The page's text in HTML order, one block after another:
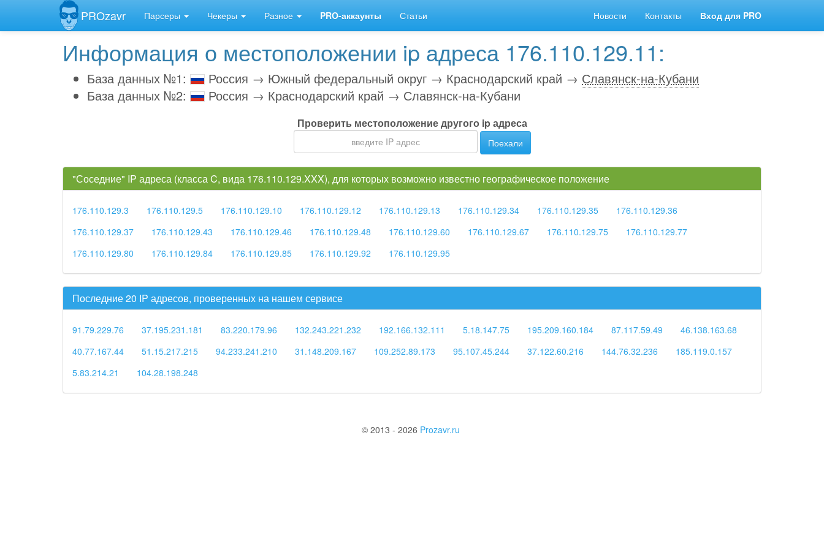
PROzavr Парсеры Чекеры Разное PRO-аккаунты Статьи Новости Контакты Вход для PRO
Информация о местоположении ip адреса 176.110.129.11:
База данных №1: Россия → Южный федеральный округ → Краснодарский край → Славянск-на-Кубани
База данных №2:
Россия → Краснодарский край → Славянск-на-Кубани
Проверить местоположение другого ip адреса
Поехали
"Соседние" IP адреса (класса C, вида 176.110.129.XXX), для которых возможно известно географическое положение
176.110.129.3 176.110.129.5 176.110.129.10 176.110.129.12 176.110.129.13 176.110.129.34 176.110.129.35
176.110.129.36
176.110.129.37
176.110.129.43 176.110.129.46 176.110.129.48 176.110.129.60 176.110.129.67 176.110.129.75
176.110.129.77
176.110.129.80
176.110.129.84 176.110.129.85 176.110.129.92 176.110.129.95
Последние 20 IP адресов, проверенных на нашем сервисе
91.79.229.76 37.195.231.181 83.220.179.96 132.243.221.232 192.166.132.111 5.18.147.75 195.209.160.184 87.117.59.49
46.138.163.68
40.77.167.44
51.15.217.215 94.233.241.210 31.148.209.167 109.252.89.173 95.107.45.244 37.122.60.216 144.76.32.236
185.119.0.157
5.83.214.21
104.28.198.248
© 2013 - 2026 Prozavr.ru